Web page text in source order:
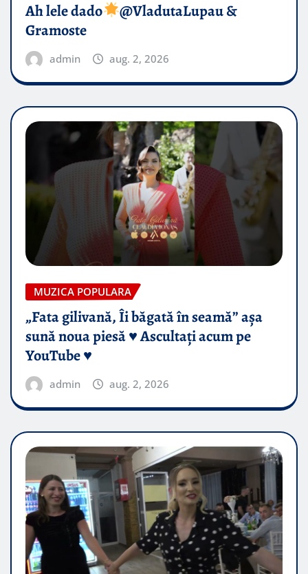
Ah lele dado​
@VladutaLupau &
Gramoste
admin aug. 2, 2026
MUZICA POPULARA
„Fata gilivană, Îi băgată în seamă” așa
sună noua piesă ♥️ Ascultați acum pe
YouTube ♥️
admin aug. 2, 2026